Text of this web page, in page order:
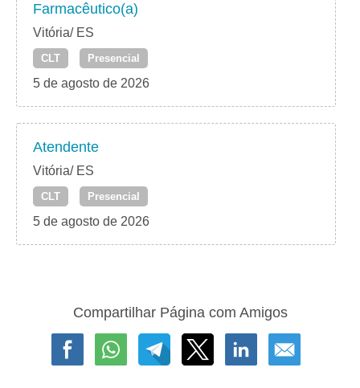
Farmacêutico(a)
Vitória/ ES
CLT Presencial
5 de agosto de 2026
Atendente
Vitória/ ES
CLT Presencial
5 de agosto de 2026
Compartilhar Página com Amigos